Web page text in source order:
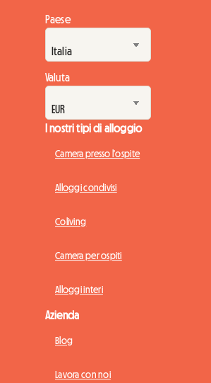
Paese
Valuta
I nostri tipi di alloggio
Camera presso l'ospite
Alloggi condivisi
Coliving
Camera per ospiti
Alloggi interi
Azienda
Blog
Lavora con noi